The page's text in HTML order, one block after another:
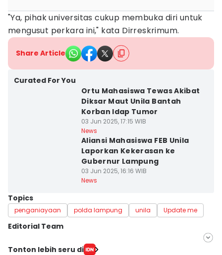
"Ya, pihak universitas cukup membuka diri untuk
mengusut perkara ini," kata Dirreskrimum.
Share Article
Curated For You
Ortu Mahasiswa Tewas Akibat
Diksar Maut Unila Bantah
Korban Idap Tumor
03 Jun 2025, 17:15 WIB
News
Aliansi Mahasiswa FEB Unila
Laporkan Kekerasan ke
Gubernur Lampung
03 Jun 2025, 16:16 WIB
News
Topics
penganiayaan polda lampung unila Update me
Editorial Team
Editor
Tonton lebih seru di